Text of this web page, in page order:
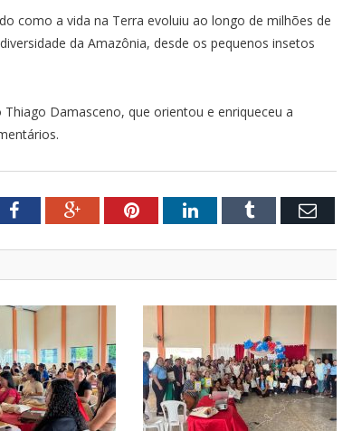
como a vida na Terra evoluiu ao longo de milhões de
da Amazônia, desde os pequenos insetos
Damasceno, que orientou e enriqueceu a
FacebookGoogle+PinterestLinkedInTumblr Email